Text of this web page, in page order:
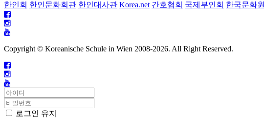
한인회 한인문화회관 한인대사관 Korea.net 간호협회 국제부인회 한국문화원
Copyright © Koreanische Schule in Wien 2008-2026. All Right Reserved.
로그인 유지